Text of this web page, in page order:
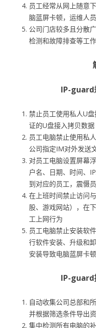
员工经常从网上随意
脑蓝屏卡顿，运维人
公司门店较多且分散
检测和故障排查等工
IP-guard
禁止员工使用私人U
证的U盘接入拷贝数据
员工电脑禁止使用私
公司指定IM对外发送
对员工电脑设置屏幕
户名、日期、时间、
到对应的员工，震慑
在上班时间禁止访问
股、游戏网站），在
工上网行为
员工电脑禁止安装软
行软件安装、升级和
安装导致电脑蓝屏卡
IP-guard
自动收集公司总部和
并根据筛选条件导出
集中检测所有电脑的